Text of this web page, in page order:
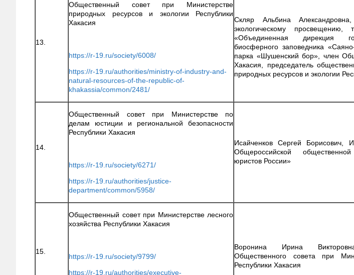
13.
Общественный совет при Министерстве
природных ресурсов и экологии Республики
Хакасия
https://r-19.ru/society/6008/
https://r-19.ru/authorities/ministry-of-industry-and-
natural-resources-of-the-republic-of-
khakassia/common/2481/
Скляр Альбина
экологическому
«Объединенная дирекция
биосферного заповедника
парка «Шушенский бор», член
Хакасия, председатель
природных ресурсов и экологии
14.
Общественный совет при Министерстве по
делам юстиции и региональной безопасности
Республики Хакасия
https://r-19.ru/society/6271/
https://r-19.ru/authorities/justice-
department/common/5958/
Исайченков Сергей Борисович,
Общероссийской
юристов России»
15.
Общественный совет при Министерстве лесного
хозяйства Республики Хакасия
https://r-19.ru/society/9799/
https://r-19.ru/authorities/executive-
Воронина Ирина
Общественного совета при
Республики Хакасия